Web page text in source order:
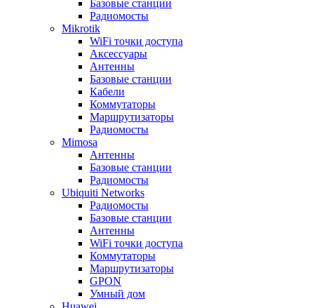
Базовые станции
Радиомосты
Mikrotik
WiFi точки доступа
Аксессуары
Антенны
Базовые станции
Кабели
Коммутаторы
Маршрутизаторы
Радиомосты
Mimosa
Антенны
Базовые станции
Радиомосты
Ubiquiti Networks
Радиомосты
Базовые станции
Антенны
WiFi точки доступа
Коммутаторы
Маршрутизаторы
GPON
Умный дом